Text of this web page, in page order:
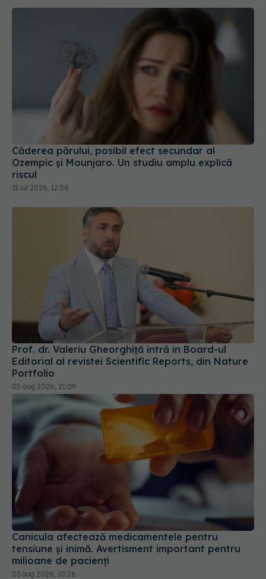
Căderea părului, posibil efect secundar al
Ozempic și Mounjaro. Un studiu amplu explică
riscul
31 iul 2026, 12:58
Prof. dr. Valeriu Gheorghiță intră în Board-ul
Editorial al revistei Scientific Reports, din Nature
Portfolio
05 aug 2026, 21:09
Canicula afectează medicamentele pentru
tensiune și inimă. Avertisment important pentru
milioane de pacienți
03 aug 2026, 10:26